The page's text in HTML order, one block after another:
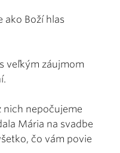
ako Boží hlas
veľkým záujmom
nich nepočujeme
Mária na svadbe
čo vám povie